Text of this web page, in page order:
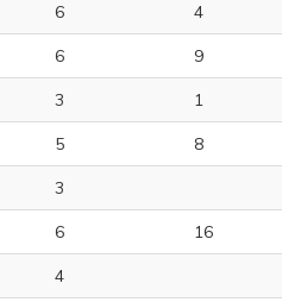
6 4
6 9
3 1
5 8
3
6 16
4